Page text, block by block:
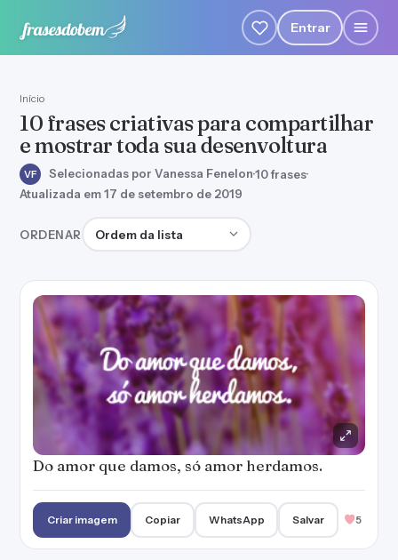
Entrar
Início
10 frases criativas para compartilhar
e mostrar toda sua desenvoltura
VF Selecionadas por Vanessa Fenelon·10 frases·
Atualizada em 17 de setembro de 2019
ORDENAR Ordenar frases
Do amor que damos, só amor herdamos.
Criar imagem Copiar WhatsApp Salvar 5